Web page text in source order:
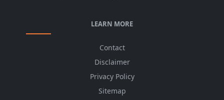
LEARN MORE
Contact
Disclaimer
Privacy Policy
Sitemap